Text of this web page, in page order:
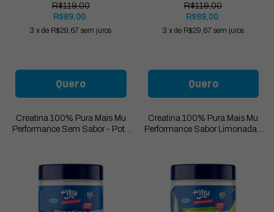
R$119,00
R$89,00
3 xde R$29,67 sem juros
Quero
R$119,00
R$89,00
3 x de R$29,67 sem juros
Quero
Creatina 100% Pura Mais Mu
Performance Sem Sabor - Pote
Creatina 100% Pura Mais Mu
Performance Sabor Limonada -